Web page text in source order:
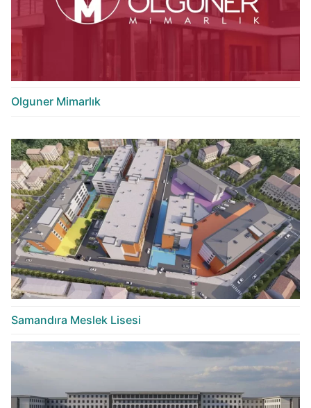
Olguner Mimarlık
Samandıra Meslek Lisesi